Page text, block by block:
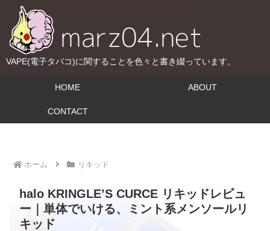
VAPE(電子タバコ)に関することを色々と書き綴っています。
HOME ABOUT
CONTACT
ホーム リキッド
halo KRINGLE’S CURCE リキッドレビュ
ー｜単体でいける、ミント系メンソールリ
キッド